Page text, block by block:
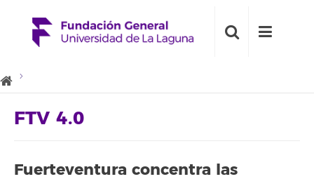
FTV 4.0
Fuerteventura concentra las